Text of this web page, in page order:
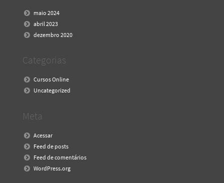
maio 2024
abril 2023
dezembro 2020
Categorias
Cursos Online
Uncategorized
Meta
Acessar
Feed de posts
Feed de comentários
WordPress.org